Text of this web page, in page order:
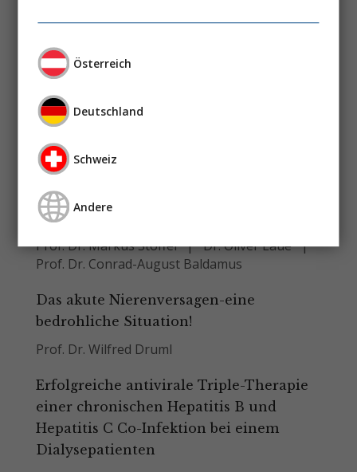
8-Stunden Nachtdialyse:
ein Gewinn für die Patienten?
Prof. Dr. med. Marianne Haag-Weber
Das Qualitätsmanagementsystem QiN
(Qualität in der Nephrologie) als
Beispiel für eine kontinuierliche und
evidenzbasierte Qualitätsverbesserung
der Dialyse
Prof. Dr. Markus Stoffel
Dr. Oliver Laue
Prof. Dr. Conrad-August Baldamus
Das akute Nierenversagen-eine
bedrohliche Situation!
Prof. Dr. Wilfred Druml
Erfolgreiche antivirale Triple-Therapie
einer chronischen Hepatitis B und
Hepatitis C Co-Infektion bei einem
Dialysepatienten
Österreich
Deutschland
Schweiz
Andere